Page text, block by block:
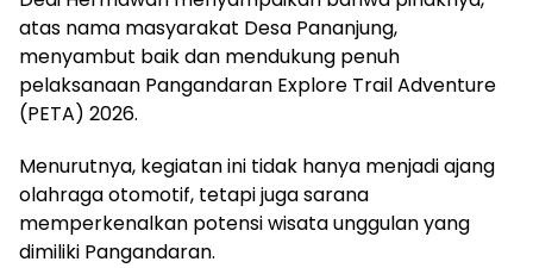
atas nama masyarakat Desa Pananjung,
menyambut baik dan mendukung penuh
pelaksanaan Pangandaran Explore Trail Adventure
(PETA) 2026.
Menurutnya, kegiatan ini tidak hanya menjadi ajang
olahraga otomotif, tetapi juga sarana
memperkenalkan potensi wisata unggulan yang
dimiliki Pangandaran.